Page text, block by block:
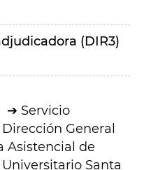
(DIR3)
Servicio
Dirección General
Asistencial de
Santa